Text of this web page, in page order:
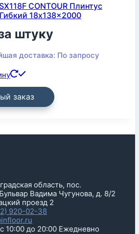
CONTOUR Плинтус
18x138x2000
штуку
доставка: По запросу
заказ
область, пос.
Вадима Чугунова, д. 8/2
проезд 2
920-02-38
10:00 до 20:00 Ежедневно